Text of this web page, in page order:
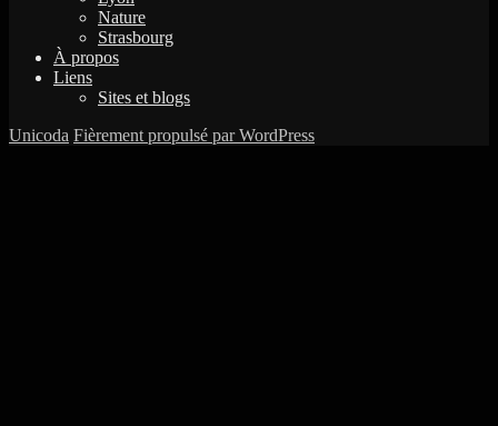
Nature
Strasbourg
À propos
Liens
Sites et blogs
Unicoda Fièrement propulsé par WordPress